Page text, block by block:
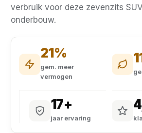
verbruik voor deze zevenzits
onderbouw.
21%
gem. meer
vermogen
17+
jaar ervaring